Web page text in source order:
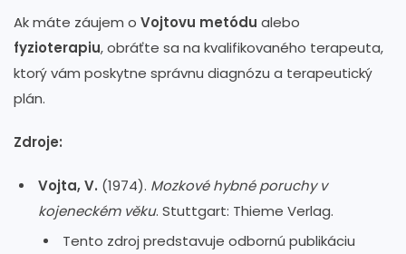
Ak máte záujem o Vojtovu metódu alebo
fyzioterapiu, obráťte sa na kvalifikovaného terapeuta,
ktorý vám poskytne správnu diagnózu a terapeutický
plán.
Zdroje:
Vojta, V. (1974). Mozkové hybné poruchy v
kojeneckém věku. Stuttgart: Thieme Verlag.
Tento zdroj predstavuje odbornú publikáciu